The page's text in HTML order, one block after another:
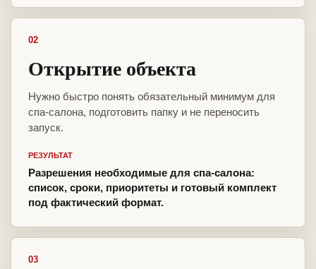
02
Открытие объекта
Нужно быстро понять обязательный минимум для
спа-салона, подготовить папку и не переносить
запуск.
РЕЗУЛЬТАТ
Разрешения необходимые для спа-салона:
список, сроки, приоритеты и готовый комплект
под фактический формат.
03